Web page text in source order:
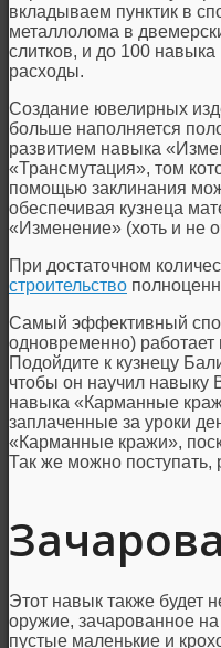
вкладываем пунктик в
металлолома в
слитков, и до 100
расходы.
Создание ювелирных
больше наполняется
развитием навыка
«Трансмутация», том
помощью заклинания
обеспечивая кузнеца
«Изменение» (хоть и не
При достаточном
строительство
Самый эффективный
одновременно)
Подойдите к кузнецу
чтобы он научил навыку
навыка «Карманные
заплаченные за уроки
«Карманные кражи»,
Так же можно поступать,
Этот навык также будет
оружие, зачарованное
пустые маленькие и